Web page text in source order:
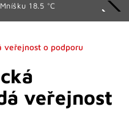
18.5 °C
veřejnost o podporu
veřejnost